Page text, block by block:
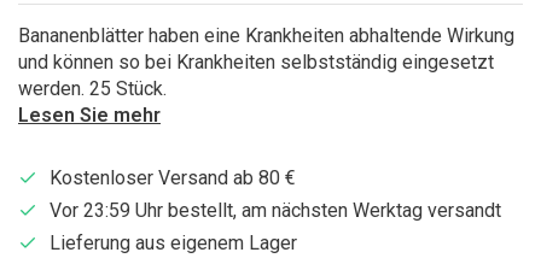
Bananenblätter haben eine Krankheiten abhaltende Wirkung
und können so bei Krankheiten selbstständig eingesetzt
werden. 25 Stück.
Lesen Sie mehr
Kostenloser Versand ab 80 €
Vor 23:59 Uhr bestellt, am nächsten Werktag versandt
Lieferung aus eigenem Lager